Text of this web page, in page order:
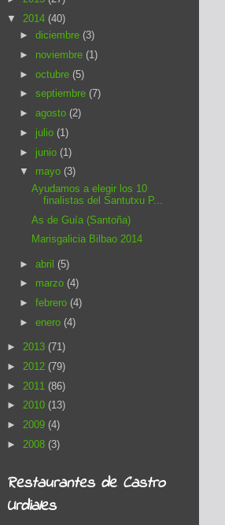
▼ 2014 (40)
► diciembre (3)
► noviembre (1)
► octubre (5)
► septiembre (7)
► agosto (2)
► julio (1)
► junio (1)
▼ mayo (3)
Ayudamos a elegir los 10
finalistas del Santutxu P...
As de Guía (Santoña)
Marisgalicia Bilbao 2014
► abril (5)
► marzo (4)
► febrero (4)
► enero (4)
► 2013 (71)
► 2012 (79)
► 2011 (86)
► 2010 (13)
► 2009 (4)
► 2008 (3)
Restaurantes de Castro
Urdiales